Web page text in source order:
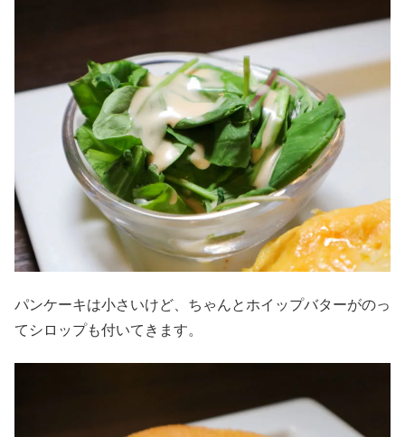
パンケーキは小さいけど、ちゃんとホイップバターがのっ
てシロップも付いてきます。